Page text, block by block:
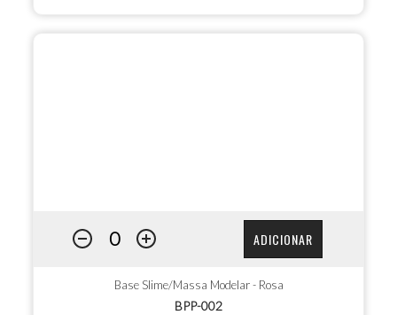
ADICIONAR
Base Slime/Massa Modelar - Rosa
BPP-002